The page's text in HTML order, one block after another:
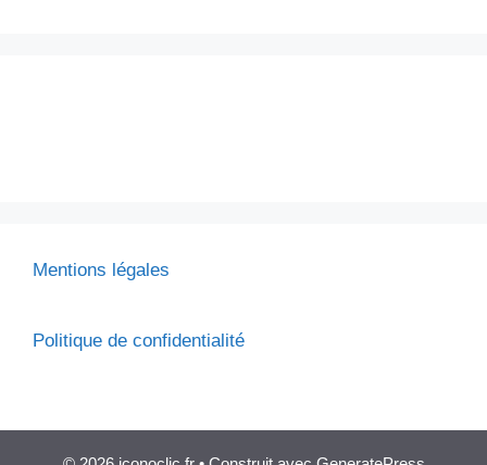
Mentions légales
Politique de confidentialité